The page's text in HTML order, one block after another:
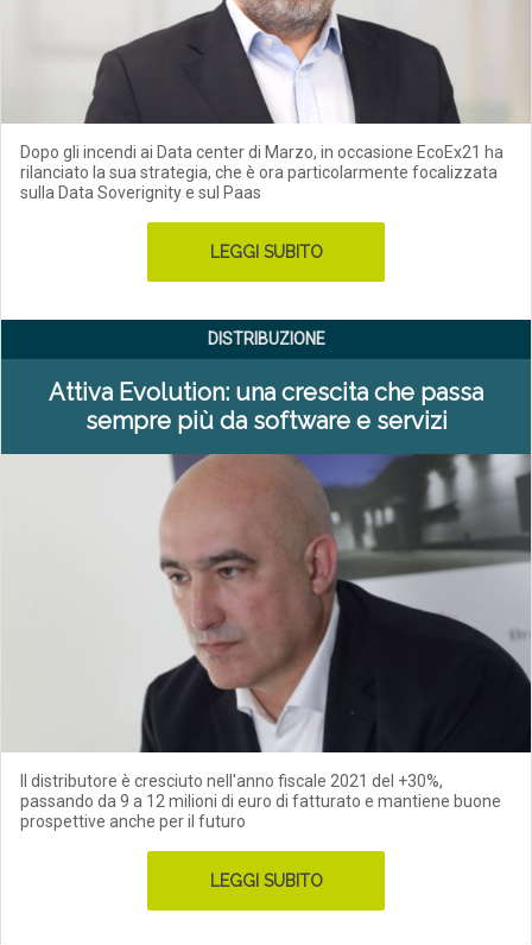
Dopo gli incendi ai Data center di Marzo, in occasione EcoEx21 ha
rilanciato la sua strategia, che è ora particolarmente focalizzata
sulla Data Soverignity e sul Paas
LEGGI SUBITO
DISTRIBUZIONE
Attiva Evolution: una crescita che passa
sempre più da software e servizi
Il distributore è cresciuto nell'anno fiscale 2021 del +30%,
passando da 9 a 12 milioni di euro di fatturato e mantiene buone
prospettive anche per il futuro
LEGGI SUBITO